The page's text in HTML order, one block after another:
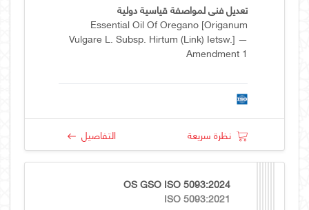
تعديل فني لمواصفة قياسية دولية
Essential Oil Of Oregano [Origanum
Vulgare L. Subsp. Hirtum (Link) Ietsw.] —
Amendment 1
نظرة سريعة التفاصيل
OS GSO ISO 5093:2024
ISO 5093:2021